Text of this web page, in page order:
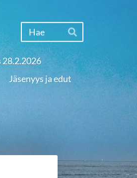
Hae
28.2.2026
Jäsenyys ja edut